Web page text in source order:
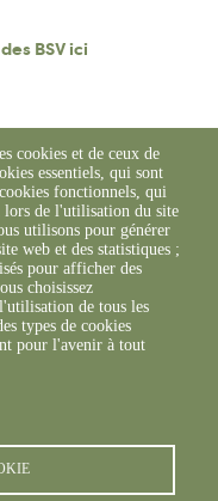
BSV ici
légales
cookies et de ceux de
essentiels, qui sont
fonctionnels, qui
de l'utilisation du site
utilisons pour générer
web et des statistiques ;
pour afficher des
choisissez
de tous les
types de cookies
pour l'avenir à tout